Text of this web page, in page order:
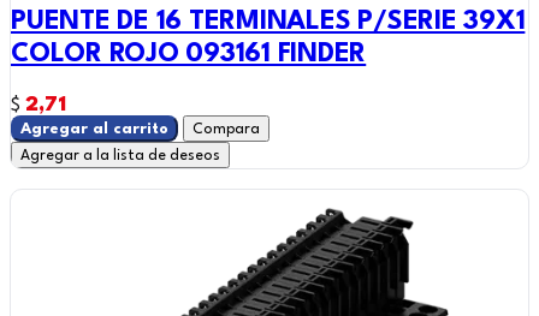
PUENTE DE 16 TERMINALES P/SERIE 39X1
COLOR ROJO 093161 FINDER
$ 2,71
Agregar al carrito
Compara
Agregar a la lista de deseos